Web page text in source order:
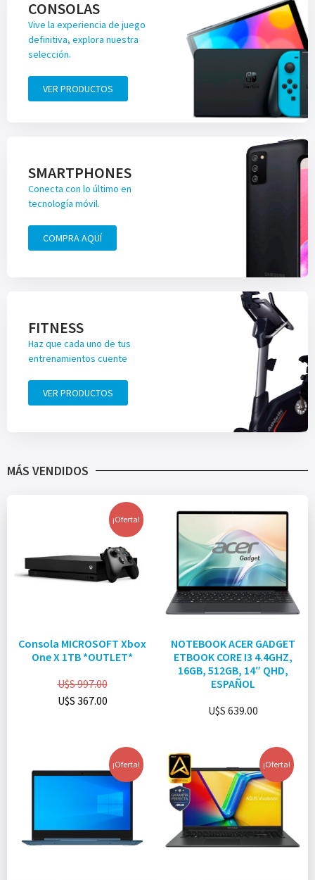
CONSOLAS
Vive la experiencia de juego
definitiva, explora nuestra
selección.
VER PRODUCTOS
SMARTPHONES
Conecta con lo último en
tecnología móvil.
COMPRA AQUÍ
FITNESS
Haz que cada uno de tus
entrenamientos cuente
VER PRODUCTOS
MÁS VENDIDOS
¡Oferta!
Consola MICROSOFT Xbox
One X 1TB *OUTLET*
U$S997.00
U$S 367.00
NOTEBOOK ACER GADGET
ETBOOK CORE I3 4.4GHZ,
16GB, 512GB, 14″ QHD,
ESPAÑOL
U$S 639.00
¡Oferta! ¡Oferta!